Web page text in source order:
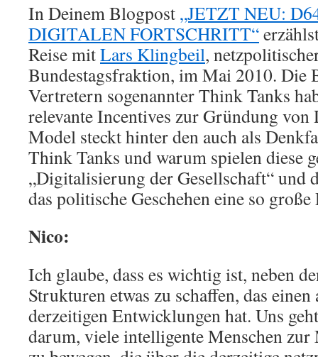
In Deinem Blogpost „JETZT NEU:
DIGITALEN FORTSCHRITT“
Reise mitLars Klingbeil,
Bundestagsfraktion, im Mai 2010. Die
Vertretern sogenannter Think Tanks
relevante Incentives zur Gründung von
Model steckt hinter den auch als
Think Tanks und warum spielen diese
„Digitalisierung der Gesellschaft“ und
das politische Geschehen eine so große
Nico:
Ich glaube, dass es wichtig ist, neben
Strukturen etwas zu schaffen, das
derzeitigen Entwicklungen hat. Uns
darum, viele intelligente Menschen